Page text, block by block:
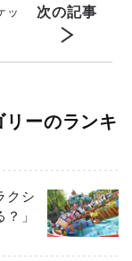
ッ
次の記事
ーのランキ
クシ
」